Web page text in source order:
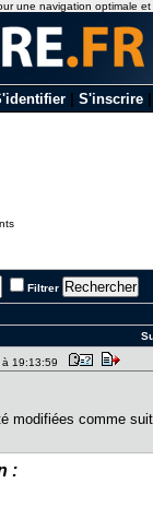
S'inscrire
Filtrer
à 19:13:59
modifiées comme
:
une navigation optimale